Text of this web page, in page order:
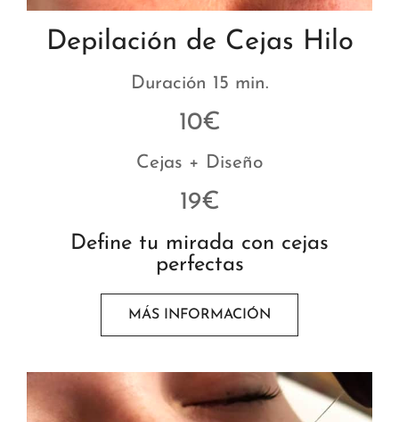
Depilación de Cejas Hilo
Duración 15 min.
10€
Cejas + Diseño
19€
Define tu mirada con cejas
perfectas
MÁS INFORMACIÓN